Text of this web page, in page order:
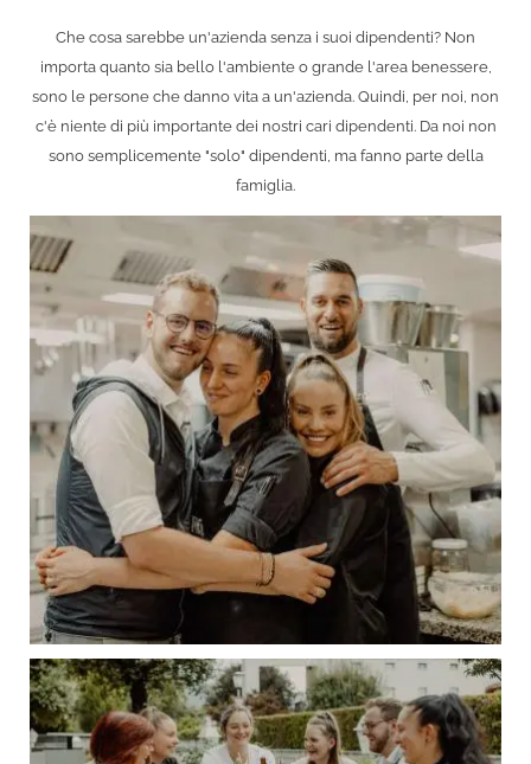
Che cosa sarebbe un'azienda senza i suoi dipendenti? Non
importa quanto sia bello l'ambiente o grande l'area benessere,
sono le persone che danno vita a un'azienda. Quindi, per noi, non
c'è niente di più importante dei nostri cari dipendenti. Da noi non
sono semplicemente "solo" dipendenti, ma fanno parte della
famiglia.